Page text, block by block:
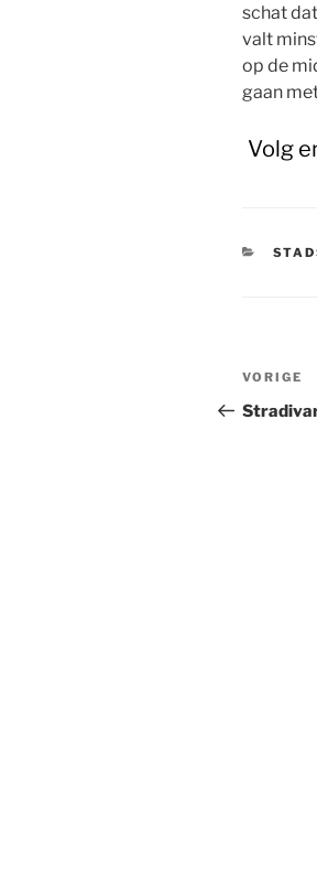
schat
valt
op de
gaan
Volg
Vorig
bericht
VORIGE